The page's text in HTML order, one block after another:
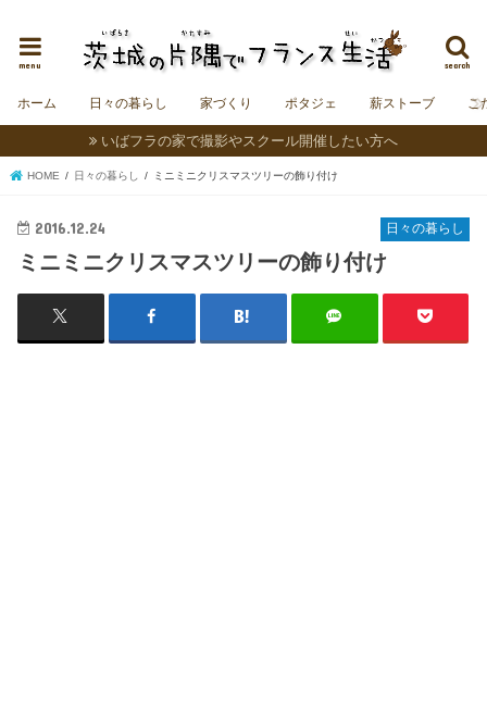
search
menu
ホーム 日々の暮らし 家づくり ポタジェ 薪ストーブ こ
いばフラの家で撮影やスクール開催したい方へ
HOME 日々の暮らし ミニミニクリスマスツリーの飾り付け
日々の暮らし
2016.12.24
ミニミニクリスマスツリーの飾り付け